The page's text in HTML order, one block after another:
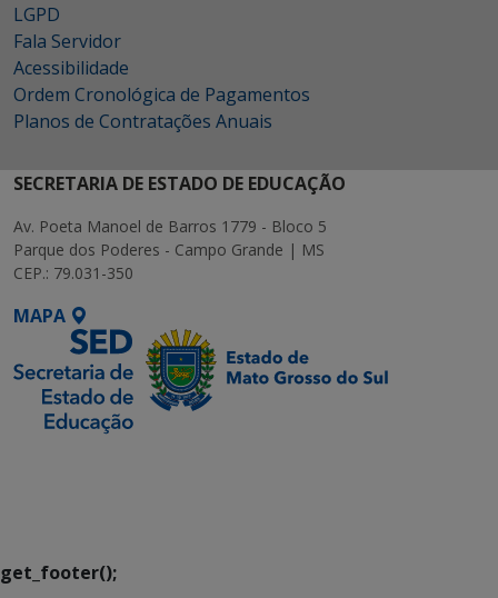
LGPD
Fala Servidor
Acessibilidade
Ordem Cronológica de Pagamentos
Planos de Contratações Anuais
SECRETARIA DE ESTADO DE EDUCAÇÃO
Av. Poeta Manoel de Barros 1779 - Bloco 5
Parque dos Poderes - Campo Grande | MS
CEP.: 79.031-350
MAPA
get_footer();